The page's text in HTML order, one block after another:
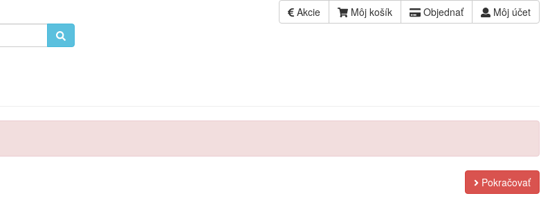
Akcie Môj košík Objednať Môj účet
Pokračovať